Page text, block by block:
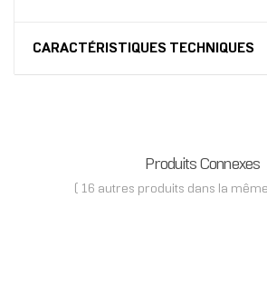
CARACTÉRISTIQUES TECHNIQUES
Produits Connexes
( 16 autres produits dans la